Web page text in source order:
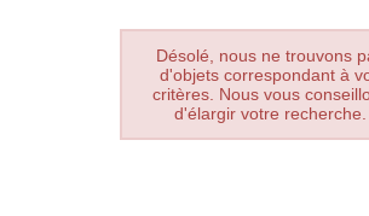
Désolé, nous ne trouvons
d'objets correspondant à
critères. Nous vous
d'élargir votre recherche.